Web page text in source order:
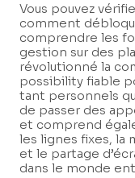
Vous pouvez
comment
comprendre les
gestion sur des
révolutionné la
possibility fiable
tant personnels
de passer des
et comprend
les lignes fixes, la
et le partage
dans le monde